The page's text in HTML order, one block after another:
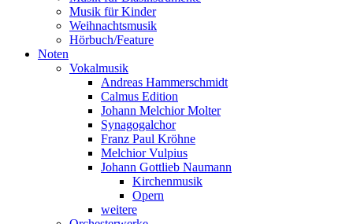
Musik für Kinder
Weihnachtsmusik
Hörbuch/Feature
Noten
Vokalmusik
Andreas Hammerschmidt
Calmus Edition
Johann Melchior Molter
Synagogalchor
Franz Paul Kröhne
Melchior Vulpius
Johann Gottlieb Naumann
Kirchenmusik
Opern
weitere